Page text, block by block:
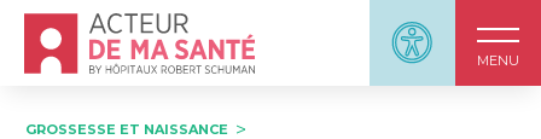
Panneau
MENU
Accueil - Acteur de ma santé, by HôpitauxRobert
GROSSESSE ET NAISSANCE